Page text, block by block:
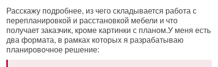
Расскажу подробнее, из чего складывается работа с
перепланировкой и расстановкой мебели и что
получает заказчик, кроме картинки с планом.У меня есть
два формата, в рамках которых я разрабатываю
планировочное решение: